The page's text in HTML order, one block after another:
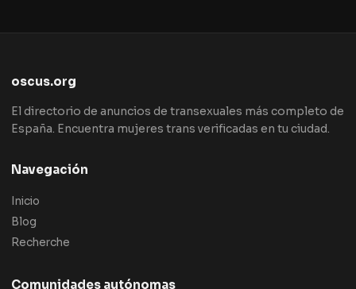
oscus.org
El directorio de anuncios de transexuales más completo de
España. Encuentra mujeres trans verificadas en tu ciudad.
Navegación
Inicio
Blog
Recherche
Comunidades autónomas